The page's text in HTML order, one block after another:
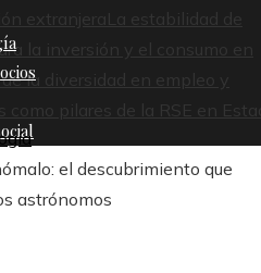
extranjera
La estabilidad de
la inversión y el consumo en
la diversidad en empleo y
como pilares de la RSE en
el descubrimiento que
astrónomos